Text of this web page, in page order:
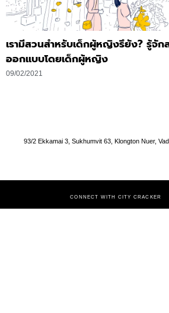
เรามีสวนสำหรับเด็กผู้หญิงรึยัง? รู้จั
ออกแบบโดยเด็กผู้หญิง
09/02/2021
93/2 Ekkamai 3, Sukhumvit 63, Klongton Nuer,
CONNECT WITH CITY CRACKER